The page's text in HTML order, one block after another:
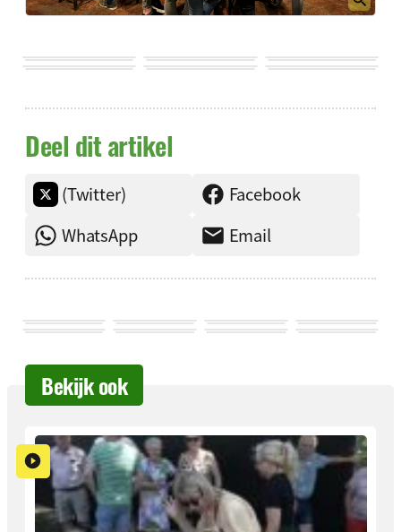
Deel dit artikel
(Twitter)
Facebook
WhatsApp
Email
Bekijk ook